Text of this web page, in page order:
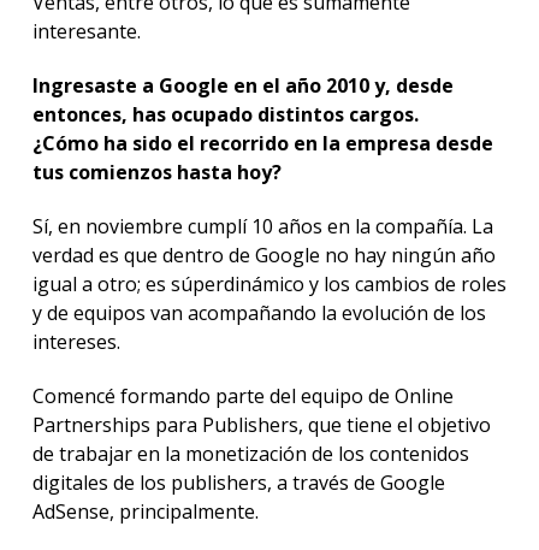
interesante.
Ingresaste a Google en el año 2010 y, desde
entonces, has ocupado distintos cargos.
¿Cómo ha sido el recorrido en la empresa desde
tus comienzos hasta hoy?
Sí, en noviembre cumplí 10 años en la compañía. La
verdad es que dentro de Google no hay ningún año
igual a otro; es súperdinámico y los cambios de roles
y de equipos van acompañando la evolución de los
intereses.
Comencé formando parte del equipo de Online
Partnerships para Publishers, que tiene el objetivo
de trabajar en la monetización de los contenidos
digitales de los publishers, a través de Google
AdSense, principalmente.